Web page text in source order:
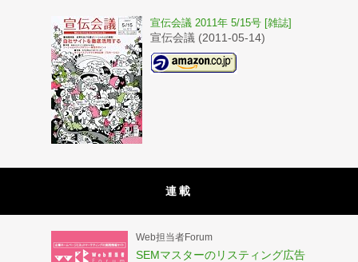
宣伝会議 2011年 5/15号 [雑誌]
宣伝会議 (2011-05-14)
連載
Web担当者Forum
SEMマスターのリスティング広告